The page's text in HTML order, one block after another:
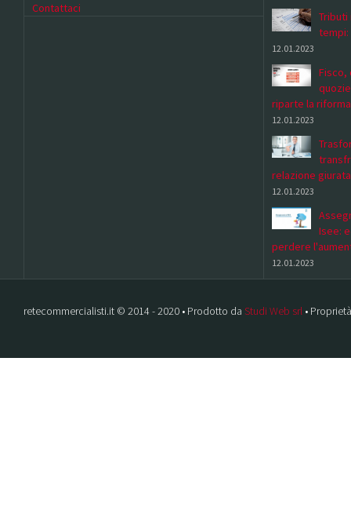
Contattaci
Tributi
tempi:
12.01.2023
Fisco,
riparte la riforma
12.01.2023
relazione
12.01.2023
Isee:
perdere
12.01.2023
retecommercialisti.it © 2014 - 2020 • Prodotto da Studi Web srl •